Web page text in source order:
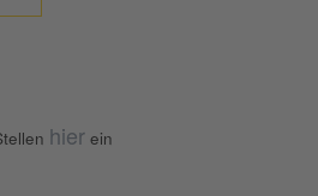
hier ein